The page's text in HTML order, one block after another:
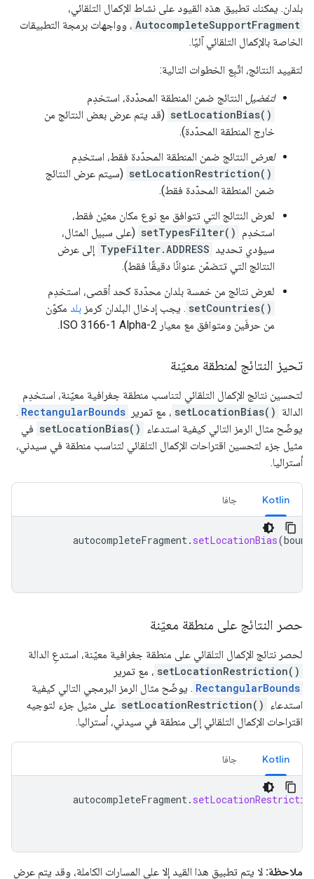
بلدان. يمكنك تطبيق هذه القيود على نشاط الإكمال التلقائي،
AutocompleteSupportFragment ، وواجهات برمجة التطبيقات
الخاصة بالإكمال التلقائي آليًا.
لتقييد النتائج، اتّبِع الخطوات التالية:
لتفضيل
النتائج ضمن المنطقة المحدّدة، استخدِم
setLocationBias() (قد يتم عرض بعض النتائج من
خارج المنطقة المحدّدة).
لعرض
النتائج ضمن المنطقة المحدّدة فقط، استخدِم
setLocationRestriction() (سيتم عرض النتائج
ضمن المنطقة المحدّدة فقط).
لعرض النتائج التي تتوافق مع نوع مكان معيّن فقط،
استخدِم setTypesFilter() (على سبيل المثال،
سيؤدي تحديد TypeFilter.ADDRESS إلى عرض
النتائج التي تتضمّن عنوانًا دقيقًا فقط).
لعرض نتائج من خمسة بلدان محدّدة كحد أقصى، استخدِم
setCountries() . يجب إدخال البلدان كرمز بلد مكوّن
من حرفَين ومتوافق مع معيار ISO 3166-1 Alpha-2.
تحيز النتائج لمنطقة معيّنة
لتحسين نتائج الإكمال التلقائي لتناسب منطقة جغرافية معيّنة، استخدِم
الدالة setLocationBias() ، مع تمرير RectangularBounds
.
يوضّح مثال الرمز التالي كيفية استدعاء
setLocationBias() في
مثيل جزء لتحسين اقتراحات الإكمال التلقائي لتناسب منطقة في سيدني،
أستراليا.
Kotlin جافا
autocompleteFragment . setLocationBias(
حصر النتائج على منطقة معيّنة
لحصر نتائج الإكمال التلقائي على منطقة جغرافية معيّنة، استدعِ الدالة
setLocationRestriction() ، مع تمرير
RectangularBounds . يوضّح مثال الرمز البرمجي التالي كيفية
استدعاء
setLocationRestriction() على مثيل جزء لتوجيه
اقتراحات الإكمال التلقائي إلى منطقة في سيدني، أستراليا.
Kotlin جافا
autocompleteFragment .
ملاحظة: لا يتم تطبيق هذا القيد إلا على المسارات الكاملة، وقد يتم عرض